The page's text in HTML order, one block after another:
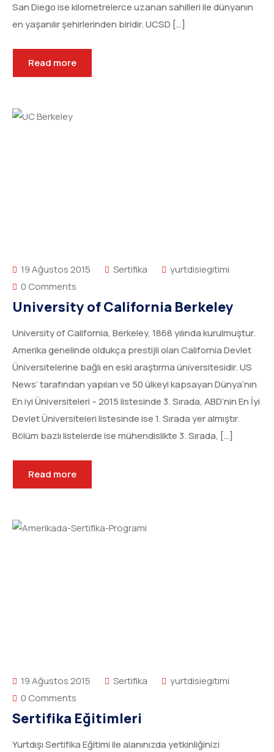
San Diego ise kilometrelerce uzanan sahilleri ile dünyanın
en yaşanılır şehirlerinden biridir. UCSD […]
Read more
19 Ağustos 2015 Sertifika
yurtdisiegitimi
0 Comments
University of California Berkeley
University of California, Berkeley, 1868 yılında kurulmuştur.
Amerika genelinde oldukça prestijli olan California Devlet
Üniversitelerine bağlı en eski araştırma üniversitesidir. US
News’ tarafından yapılan ve 50 ülkeyi kapsayan Dünya’nın
En iyi Üniversiteleri – 2015 listesinde 3. Sırada, ABD’nin En İyi
Devlet Üniversiteleri listesinde ise 1. Sırada yer almıştır.
Bölüm bazlı listelerde ise mühendislikte 3. Sırada, […]
Read more
19 Ağustos 2015 Sertifika
yurtdisiegitimi
0 Comments
Sertifika Eğitimleri
Yurtdışı Sertifika Eğitimi ile alanınızda yetkinliğinizi